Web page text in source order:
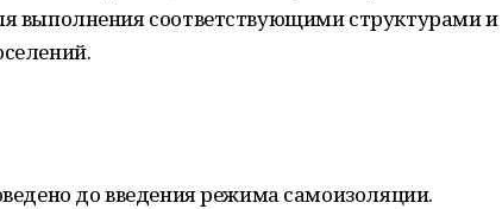
выполнения соответствующими структурами и
до введения режима самоизоляции.